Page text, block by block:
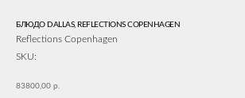
БЛЮДО DALLAS, REFLECTIONS COPENHAGEN
Reflections Copenhagen
SKU:
83800,00 р.